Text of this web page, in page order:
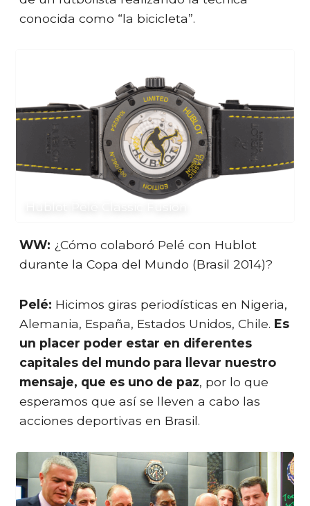
conocida como “la bicicleta”.
WW: ¿Cómo colaboró Pelé con Hublot
durante la Copa del Mundo (Brasil 2014)?
Pelé: Hicimos giras periodísticas en Nigeria,
Alemania, España, Estados Unidos, Chile. Es
un placer poder estar en diferentes
capitales del mundo para llevar nuestro
mensaje, que es uno de paz, por lo que
esperamos que así se lleven a cabo las
acciones deportivas en Brasil.